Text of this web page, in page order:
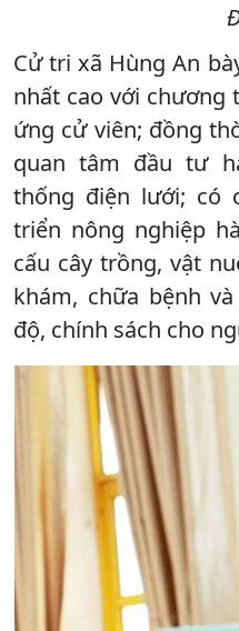
Cử tri xã Hùng An
nhất cao với chương
ứng cử viên; đồng
quan tâm đầu tư
thống điện lưới; có
triển nông nghiệp
cấu cây trồng, vật
khám, chữa bệnh
độ, chính sách cho